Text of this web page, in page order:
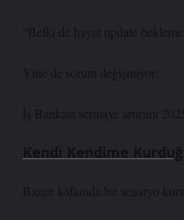
“Belki de hayat update
Yine de sorum değişmiyor:
İş Bankası sermaye artırımı
Kendi Kendime
Bazen kafamda bir senaryo